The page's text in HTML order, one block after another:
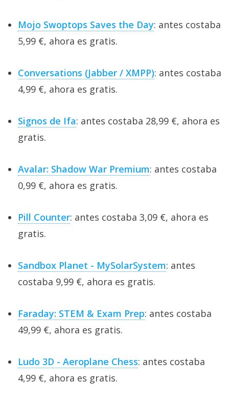
Mojo Swoptops Saves the Day: antes costaba
5,99 €, ahora es gratis.
Conversations (Jabber / XMPP): antes costaba
4,99 €, ahora es gratis.
Signos de Ifa: antes costaba 28,99 €, ahora es
gratis.
Avalar: Shadow War Premium: antes costaba
0,99 €, ahora es gratis.
Pill Counter: antes costaba 3,09 €, ahora es
gratis.
Sandbox Planet - MySolarSystem: antes
costaba 9,99 €, ahora es gratis.
Faraday: STEM & Exam Prep: antes costaba
49,99 €, ahora es gratis.
Ludo 3D - Aeroplane Chess: antes costaba
4,99 €, ahora es gratis.